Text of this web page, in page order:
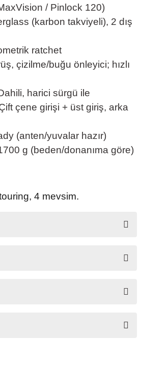
/ Pinlock 120)
(karbon takviyeli), 2 dış
ratchet
çizilme/buğu önleyici; hızlı
harici sürgü ile
çene girişi + üst giriş, arka
(anten/yuvalar hazır)
g (beden/donanıma göre)
4 mevsim.
öneri formunu kullanarak tarafımıza